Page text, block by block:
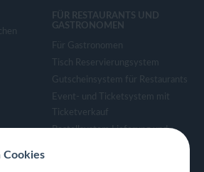
FÜR RESTAURANTS UND
GASTRONOMEN
Für Gastronomen
Tisch Reservierungsystem
Gutscheinsystem für Restaurants
Event- und Ticketsystem mit
Ticketverkauf
Bestellsystem Lieferung und